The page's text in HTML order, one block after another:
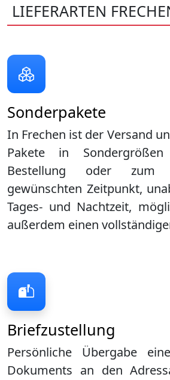
LIEFERARTEN
Briefzustellung
Persönliche Übergabe
Dokuments an den
Sonderpakete
In Frechen ist der Versand
Pakete in
Bestellung oder zum
gewünschten Zeitpunkt,
Tages- und Nachtzeit,
außerdem einen